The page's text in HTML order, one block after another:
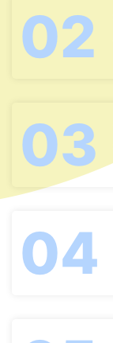
02
03
04